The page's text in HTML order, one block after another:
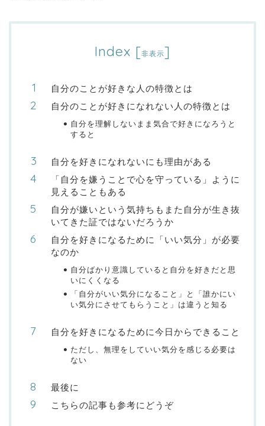
Index [非表示]
自分のことが好きな人の特徴とは
自分のことが好きになれない人の特徴とは
自分を理解しないまま気合で好きになろうと
すると
自分を好きになれないにも理由がある
「自分を嫌うことで心を守っている」ように
見えることもある
自分が嫌いという気持ちもまた自分が生き抜
いてきた証ではないだろうか
自分を好きになるために「いい気分」が必要
なのか
自分ばかり意識していると自分を好きだと思
いにくくなる
「自分がいい気分になること」と「誰かにい
い気分にさせてもらうこと」は違うと知る
自分を好きになるために今日からできること
ただし、無理をしていい気分を感じる必要は
ない
最後に
こちらの記事も参考にどうぞ